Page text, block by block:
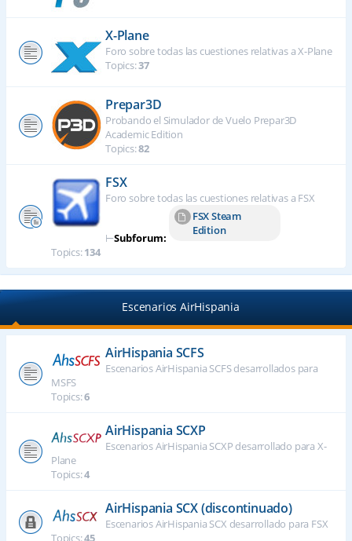
X-Plane
Foro sobre todas las cuestiones relativas a X-Plane
Topics:37
Prepar3D
Probando el Simulador de Vuelo Prepar3D
Academic Edition
Topics:82
FSX
Foro sobre todas las cuestiones relativas a FSX
⊢Subforum:
FSX Steam
Edition
Topics:134
Escenarios AirHispania
AirHispania SCFS
Escenarios AirHispania SCFS desarrollados para
MSFS
Topics:6
AirHispania SCXP
Escenarios AirHispania SCXP desarrollado para X-
Plane
Topics:4
AirHispania SCX (discontinuado)
Escenarios AirHispania SCX desarrollado para FSX
Topics:45